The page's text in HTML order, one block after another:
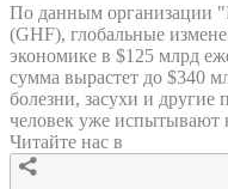
По данным организации
(GHF), глобальные
экономике в $125 млрд
сумма вырастет до $340
болезни, засухи и
человек уже испытывают
Читайте нас в